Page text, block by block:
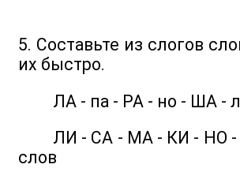
5. Составьте из слогов
их быстро.
ЛА - па - РА - но - ША -
ЛИ - СА - МА - КИ - НО -
слов